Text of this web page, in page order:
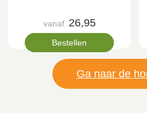
vanaf 26,95
Bestellen
Ga naar de